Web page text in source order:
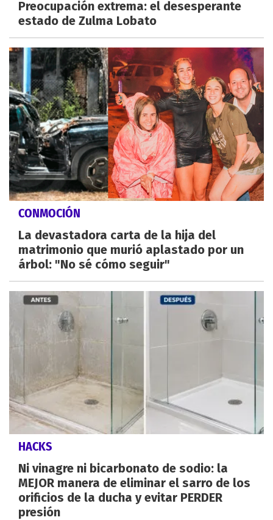
Preocupación extrema: el desesperante
estado de Zulma Lobato
CONMOCIÓN
La devastadora carta de la hija del
matrimonio que murió aplastado por un
árbol: "No sé cómo seguir"
HACKS
Ni vinagre ni bicarbonato de sodio: la
MEJOR manera de eliminar el sarro de los
orificios de la ducha y evitar PERDER
presión